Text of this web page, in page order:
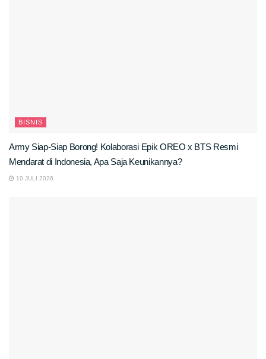
BISNIS
Army Siap-Siap Borong! Kolaborasi Epik OREO x BTS Resmi
Mendarat di Indonesia, Apa Saja Keunikannya?
10 JULI 2026